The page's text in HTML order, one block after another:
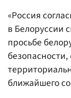
«Россия
в Белоруссии
просьбе
ближайшего